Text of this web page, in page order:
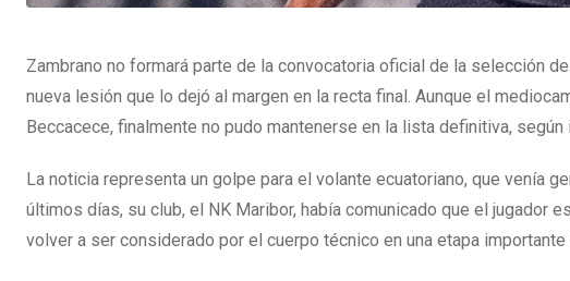
Zambrano no formará parte de la convocatoria oficial de la selección
nueva lesión que lo dejó al margen en la recta final. Aunque el
Beccacece, finalmente no pudo mantenerse en la lista definitiva,
La noticia representa un golpe para el volante ecuatoriano, que venía
últimos días, su club, el NK Maribor, había comunicado que el jugador
volver a ser considerado por el cuerpo técnico en una etapa